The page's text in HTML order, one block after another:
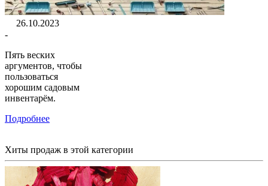
26.10.2023
-
Пять веских
аргументов, чтобы
пользоваться
хорошим садовым
инвентарём.
Подробнее
Хиты продаж в этой категории